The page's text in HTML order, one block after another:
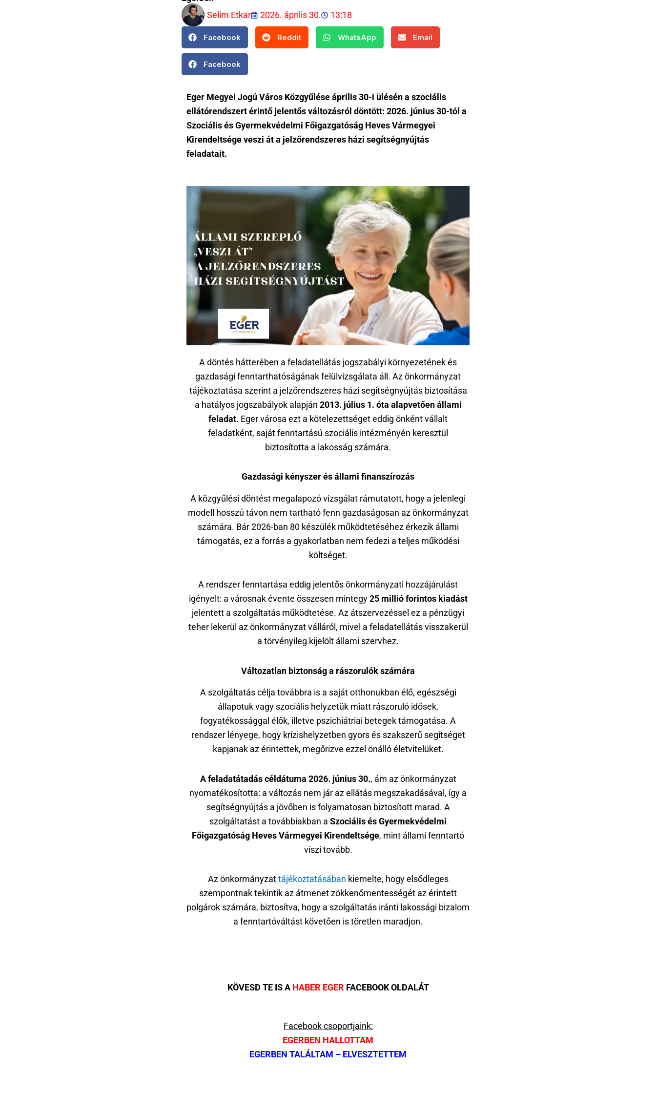
Selim Etkar
2026. április 30. 13:18
Facebook Reddit WhatsApp Email
Facebook
Eger Megyei Jogú Város Közgyűlése április 30-i ülésén a szociális
ellátórendszert érintő jelentős változásról döntött: 2026. június 30-tól a
Szociális és Gyermekvédelmi Főigazgatóság Heves Vármegyei
Kirendeltsége veszi át a jelzőrendszeres házi segítségnyújtás
feladatait.
A döntés hátterében a feladatellátás jogszabályi környezetének és
gazdasági fenntarthatóságának felülvizsgálata áll. Az önkormányzat
tájékoztatása szerint a jelzőrendszeres házi segítségnyújtás biztosítása
a hatályos jogszabályok alapján 2013. július 1. óta alapvetően állami
feladat. Eger városa ezt a kötelezettséget eddig önként vállalt
feladatként, saját fenntartású szociális intézményén keresztül
biztosította a lakosság számára.
Gazdasági kényszer és állami finanszírozás
A közgyűlési döntést megalapozó vizsgálat rámutatott, hogy a jelenlegi
modell hosszú távon nem tartható fenn gazdaságosan az önkormányzat
számára. Bár 2026-ban 80 készülék működtetéséhez érkezik állami
támogatás, ez a forrás a gyakorlatban nem fedezi a teljes működési
költséget.
A rendszer fenntartása eddig jelentős önkormányzati hozzájárulást
igényelt: a városnak évente összesen mintegy25 millió forintos kiadást
jelentett a szolgáltatás működtetése. Az átszervezéssel ez a pénzügyi
teher lekerül az önkormányzat válláról, mivel a feladatellátás visszakerül
a törvényileg kijelölt állami szervhez.
Változatlan biztonság a rászorulók számára
A szolgáltatás célja továbbra is a saját otthonukban élő, egészségi
állapotuk vagy szociális helyzetük miatt rászoruló idősek,
fogyatékossággal élők, illetve pszichiátriai betegek támogatása. A
rendszer lényege, hogy krízishelyzetben gyors és szakszerű segítséget
kapjanak az érintettek, megőrizve ezzel önálló életvitelüket.
A feladatátadás céldátuma 2026. június 30., ám az önkormányzat
nyomatékosította: a változás nem jár az ellátás megszakadásával, így a
segítségnyújtás a jövőben is folyamatosan biztosított marad. A
szolgáltatást a továbbiakban a Szociális és Gyermekvédelmi
Főigazgatóság Heves Vármegyei Kirendeltsége, mint állami fenntartó
viszi tovább.
Az önkormányzattájékoztatásában kiemelte, hogy elsődleges
szempontnak tekintik az átmenet zökkenőmentességét az érintett
polgárok számára, biztosítva, hogy a szolgáltatás iránti lakossági bizalom
a fenntartóváltást követően is töretlen maradjon.
KÖVESD TE IS A HABER EGER FACEBOOK OLDALÁT
Facebook csoportjaink:
EGERBEN HALLOTTAM
EGERBEN TALÁLTAM – ELVESZTETTEM